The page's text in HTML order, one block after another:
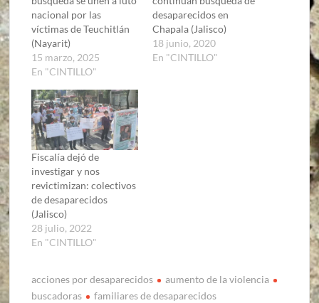
nacional por las
víctimas de Teuchitlán
(Nayarit)
15 marzo, 2025
En "CINTILLO"
desaparecidos en
Chapala (Jalisco)
18 junio, 2020
En "CINTILLO"
Fiscalía dejó de
investigar y nos
revictimizan: colectivos
de desaparecidos
(Jalisco)
28 julio, 2022
En "CINTILLO"
acciones por desaparecidos
aumento de la violencia
buscadoras
familiares de desaparecidos